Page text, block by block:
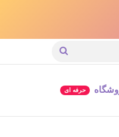
جستجو
حرفه ای